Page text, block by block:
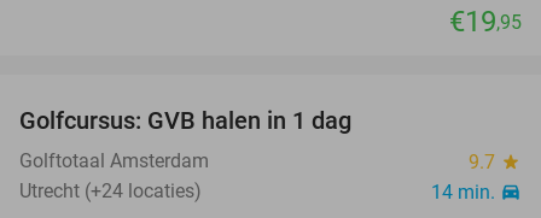
€19,95
Golfcursus: GVB halen in 1 dag
Golftotaal Amsterdam 9.7 star
Utrecht (+24 locaties) 14 min. directions_car